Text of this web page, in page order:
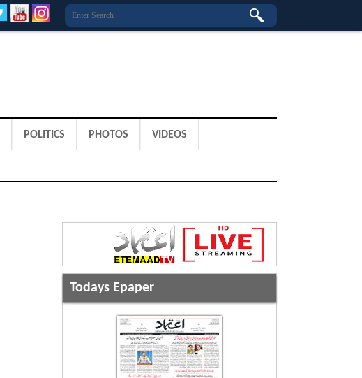
POLITICS PHOTOS VIDEOS
Todays Epaper